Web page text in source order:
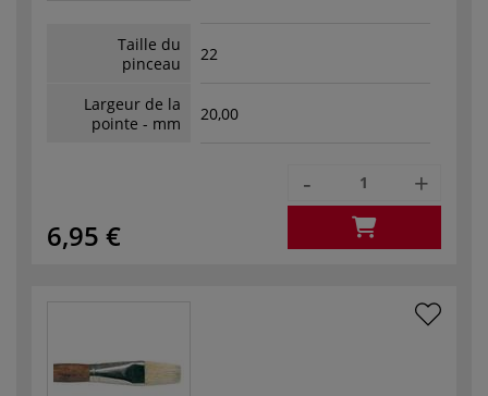
Taille du
pinceau
22
Largeur de la
pointe - mm
20,00
6,95 €
- +